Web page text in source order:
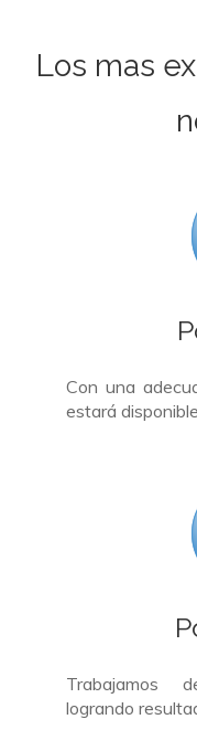
Los mas
Con una
estará
Trabajamos
logrando